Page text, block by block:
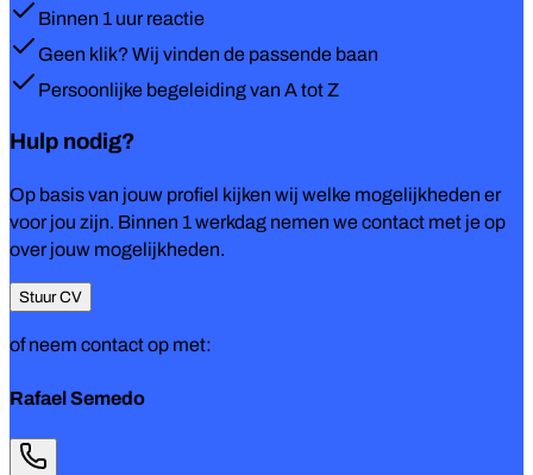
Binnen 1 uur reactie
Geen klik? Wij vinden de passende baan
Persoonlijke begeleiding van A tot Z
Hulp nodig?
Op basis van jouw profiel kijken wij welke mogelijkheden er
voor jou zijn. Binnen 1 werkdag nemen we contact met je op
over jouw mogelijkheden.
Stuur CV
of neem contact op met:
Rafael Semedo